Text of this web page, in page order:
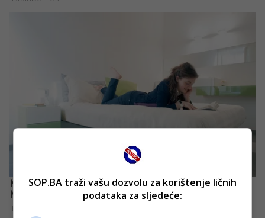
SOP.BA traži vašu dozvolu za korištenje ličnih
podataka za sljedeće: